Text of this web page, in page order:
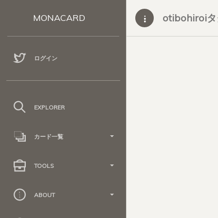
MONACARD
ログイン
EXPLORER
カード一覧
TOOLS
ABOUT
otibohiroi